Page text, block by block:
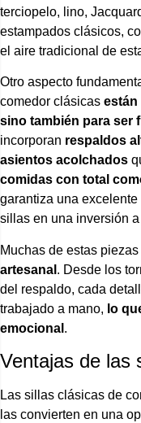
terciopelo, lino,
estampados clásicos,
el aire tradicional de
Otro aspecto
comedor clásicas están
sino también para ser
incorporan respaldos
asientos acolchados
comidas con total
garantiza una
sillas en una inversión
Muchas de estas piezas
artesanal . Desde los
del respaldo, cada
trabajado a mano, lo
emocional .
Ventajas de las
Las sillas clásicas de
las convierten en una